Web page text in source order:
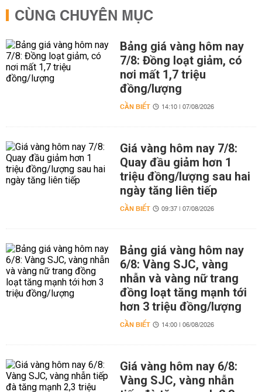
CÙNG CHUYÊN MỤC
Bảng giá vàng hôm nay
7/8: Đồng loạt giảm, có
nơi mất 1,7 triệu
đồng/lượng
CẦN BIẾT 14:10 | 07/08/2026
Giá vàng hôm nay 7/8:
Quay đầu giảm hơn 1
triệu đồng/lượng sau hai
ngày tăng liên tiếp
CẦN BIẾT 09:37 | 07/08/2026
Bảng giá vàng hôm nay
6/8: Vàng SJC, vàng
nhẫn và vàng nữ trang
đồng loạt tăng mạnh tới
hơn 3 triệu đồng/lượng
CẦN BIẾT 14:00 | 06/08/2026
Giá vàng hôm nay 6/8:
Vàng SJC, vàng nhẫn